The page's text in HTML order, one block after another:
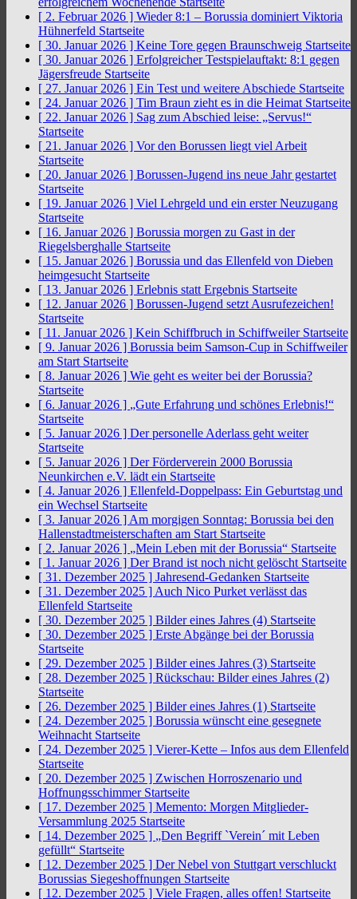
[ 2. Februar 2026 ] Wieder 8:1 – Borussia dominiert Viktoria
Hühnerfeld Startseite
[ 30. Januar 2026 ] Keine Tore gegen Braunschweig Startseite
[ 30. Januar 2026 ] Erfolgreicher Testspielauftakt: 8:1 gegen
Jägersfreude Startseite
[ 27. Januar 2026 ] Ein Test und weitere Abschiede Startseite
[ 24. Januar 2026 ] Tim Braun zieht es in die Heimat Startseite
[ 22. Januar 2026 ] Sag zum Abschied leise: „Servus!“
Startseite
[ 21. Januar 2026 ] Vor den Borussen liegt viel Arbeit
Startseite
[ 20. Januar 2026 ] Borussen-Jugend ins neue Jahr gestartet
Startseite
[ 19. Januar 2026 ] Viel Lehrgeld und ein erster Neuzugang
Startseite
[ 16. Januar 2026 ] Borussia morgen zu Gast in der
Riegelsberghalle Startseite
[ 15. Januar 2026 ] Borussia und das Ellenfeld von Dieben
heimgesucht Startseite
[ 13. Januar 2026 ] Erlebnis statt Ergebnis Startseite
[ 12. Januar 2026 ] Borussen-Jugend setzt Ausrufezeichen!
Startseite
[ 11. Januar 2026 ] Kein Schiffbruch in Schiffweiler Startseite
[ 9. Januar 2026 ] Borussia beim Samson-Cup in Schiffweiler
am Start Startseite
[ 8. Januar 2026 ] Wie geht es weiter bei der Borussia?
Startseite
[ 6. Januar 2026 ] „Gute Erfahrung und schönes Erlebnis!“
Startseite
[ 5. Januar 2026 ] Der personelle Aderlass geht weiter
Startseite
[ 5. Januar 2026 ] Der Förderverein 2000 Borussia
Neunkirchen e.V. lädt ein Startseite
[ 4. Januar 2026 ] Ellenfeld-Doppelpass: Ein Geburtstag und
ein Wechsel Startseite
[ 3. Januar 2026 ] Am morgigen Sonntag: Borussia bei den
Hallenstadtmeisterschaften am Start Startseite
[ 2. Januar 2026 ] „Mein Leben mit der Borussia“ Startseite
[ 1. Januar 2026 ] Der Brand ist noch nicht gelöscht Startseite
[ 31. Dezember 2025 ] Jahresend-Gedanken Startseite
[ 31. Dezember 2025 ] Auch Nico Purket verlässt das
Ellenfeld Startseite
[ 30. Dezember 2025 ] Bilder eines Jahres (4) Startseite
[ 30. Dezember 2025 ] Erste Abgänge bei der Borussia
Startseite
[ 29. Dezember 2025 ] Bilder eines Jahres (3) Startseite
[ 28. Dezember 2025 ] Rückschau: Bilder eines Jahres (2)
Startseite
[ 26. Dezember 2025 ] Bilder eines Jahres (1) Startseite
[ 24. Dezember 2025 ] Borussia wünscht eine gesegnete
Weihnacht Startseite
[ 24. Dezember 2025 ] Vierer-Kette – Infos aus dem Ellenfeld
Startseite
[ 20. Dezember 2025 ] Zwischen Horroszenario und
Hoffnungsschimmer Startseite
[ 17. Dezember 2025 ] Memento: Morgen Mitglieder-
Versammlung 2025 Startseite
[ 14. Dezember 2025 ] „Den Begriff `Verein´ mit Leben
gefüllt“ Startseite
[ 12. Dezember 2025 ] Der Nebel von Stuttgart verschluckt
Borussias Siegeshoffnungen Startseite
[ 12. Dezember 2025 ] Viele Fragen, alles offen! Startseite